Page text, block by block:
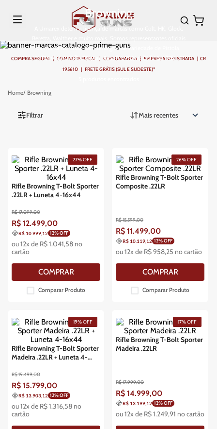
Browning
A Umarex detém a licença de marcas como Colt, HK, Glock,
da marca no Brasil com uma grande variedade de Pistola,
Revólver e Rifles Airgun, Airsoft e Home Defense T4E.
COMPRA SEGURA | COM NOTA FISCAL | COM GARANTIA | EMPRESA REGISTRADA | CR
195610 | FRETE GRÁTIS (SUL E SUDESTE)*
Browning
Filtrar Mais recentes
Rifle Browning T-Bolt Sporter
.22LR + Luneta 4-16x44
R$17.099,00
R$ 12.499,00
27%OFF
R$ 10.999,12 12% OFF
ou12x de R$1.041,58 no
cartão
COMPRAR
Comparar Produto
Rifle Browning T-Bolt Sporter
Composite .22LR
R$15.599,00
R$ 11.499,00
26%OFF
R$ 10.119,12 12% OFF
ou12x de R$958,25 no cartão
COMPRAR
Comparar Produto
Rifle Browning T-Bolt Sporter
Madeira .22LR + Luneta 4-
R$19.499,00
R$ 15.799,00
19%OFF
R$ 13.903,12 12% OFF
ou12x de R$1.316,58 no
cartão
Rifle Browning T-Bolt Sporter
Madeira .22LR
R$17.999,00
R$ 14.999,00
17%OFF
R$ 13.199,12 12% OFF
ou12x de R$1.249,91 no cartão